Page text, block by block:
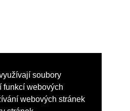
soubory
funkcí webových
webových stránek